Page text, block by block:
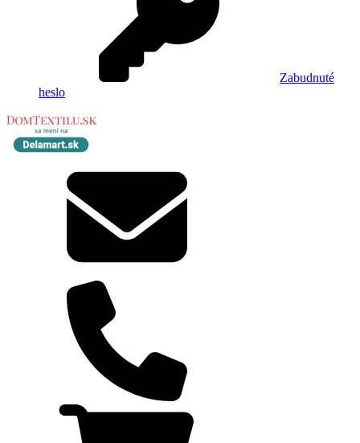
Zabudnuté
heslo